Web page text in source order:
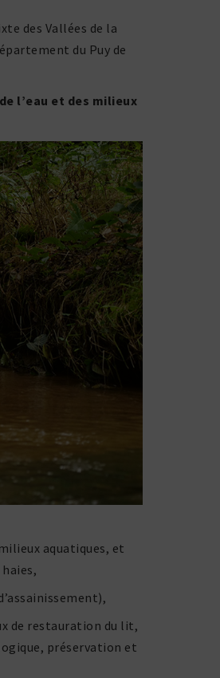
des Vallées de la
du Puy de
l’eau et des milieux
aqua­tiques, et
de restau­ra­tion du lit,
préser­va­tion et